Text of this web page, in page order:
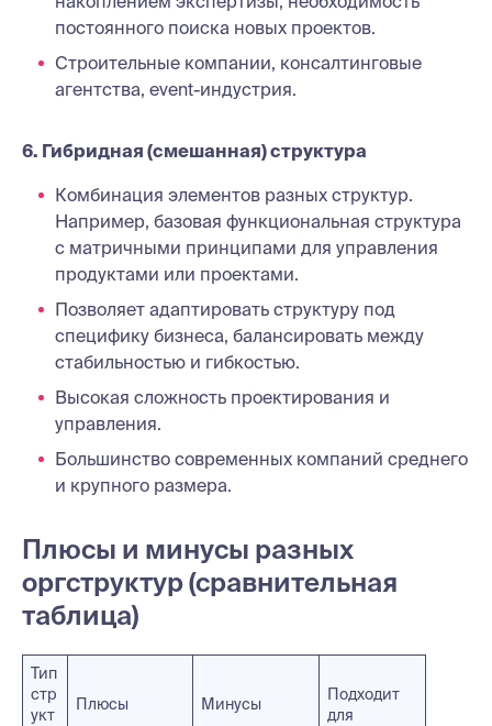
постоянного поиска новых проектов.
Строительные компании, консалтинговые
агентства, event-индустрия.
6. Гибридная (смешанная) структура
Комбинация элементов разных структур.
Например, базовая функциональная структура
с матричными принципами для управления
продуктами или проектами.
Позволяет адаптировать структуру под
специфику бизнеса, балансировать между
стабильностью и гибкостью.
Высокая сложность проектирования и
управления.
Большинство современных компаний среднего
и крупного размера.
Плюсы и минусы разных
оргструктур (сравнительная
таблица)
Тип
стр
укт
Плюсы Минусы
Подходит
для